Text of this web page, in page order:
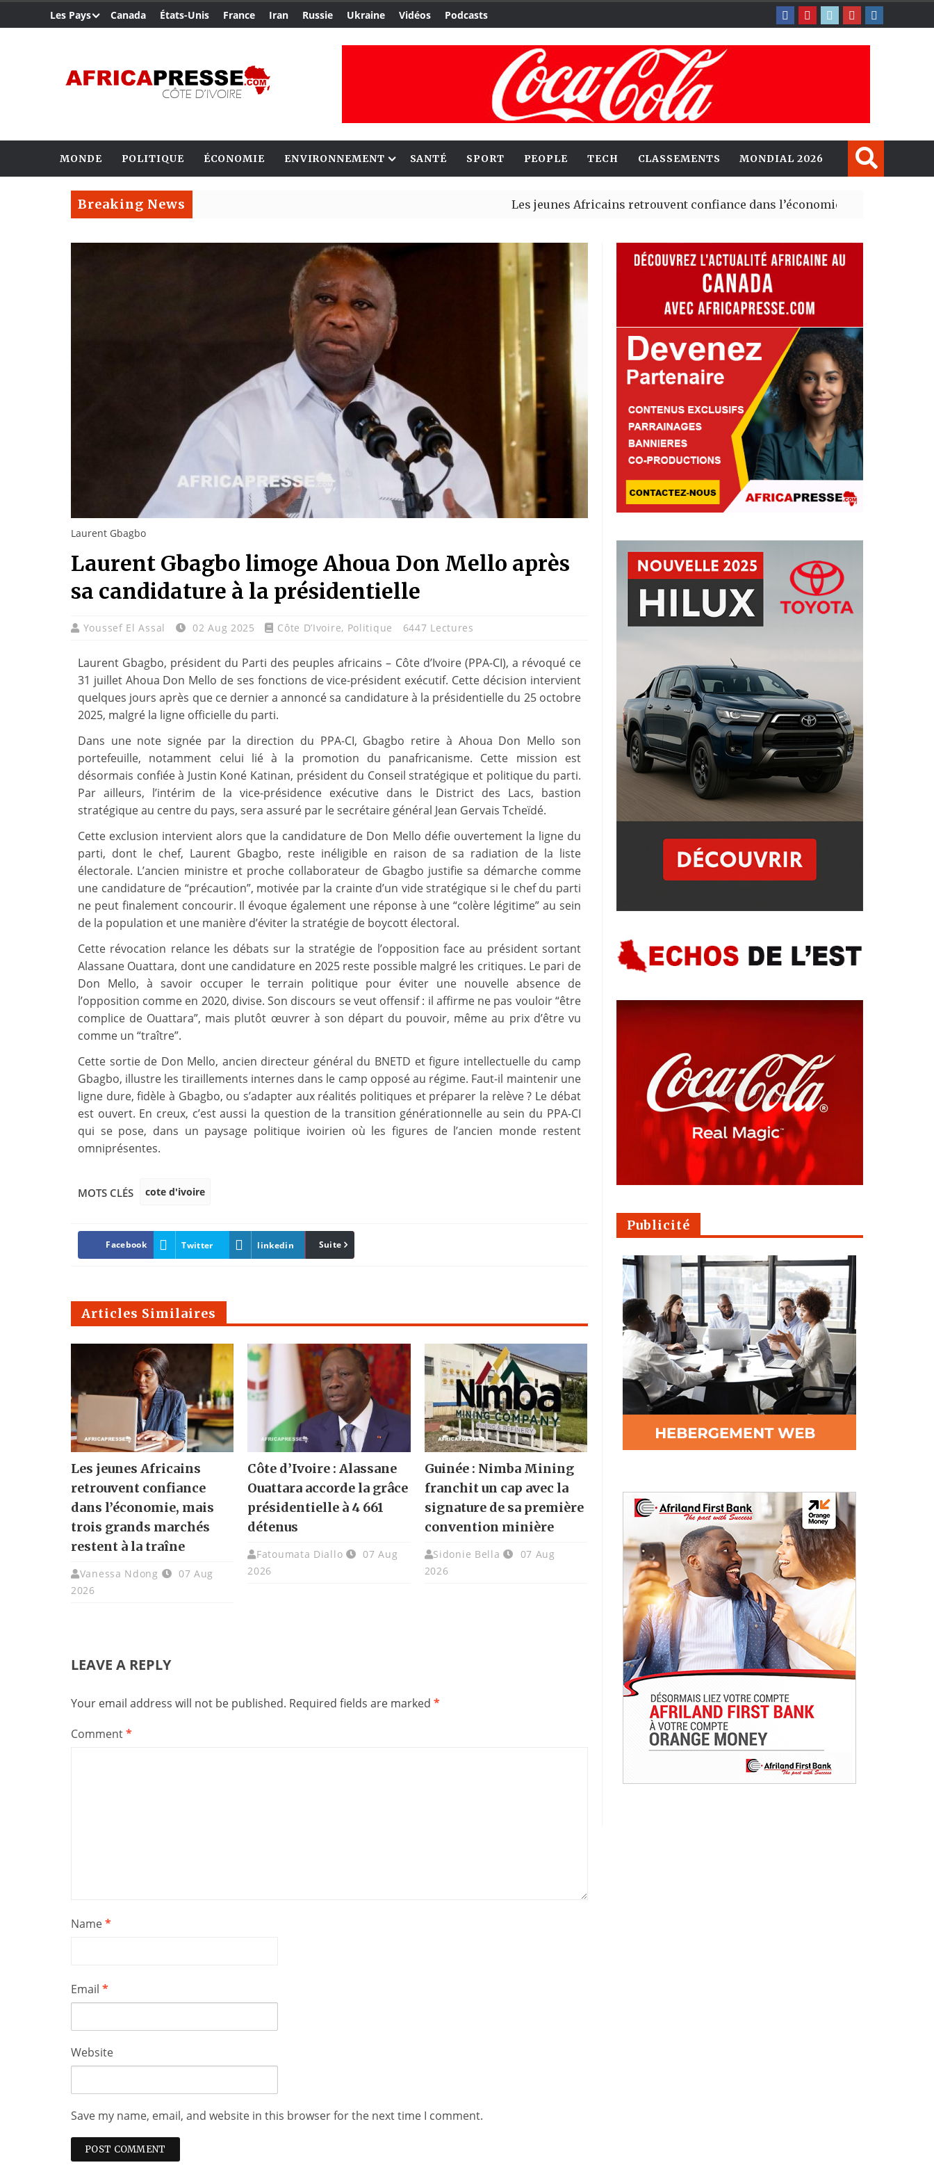
Les Pays Canada États-Unis France Iran Russie Ukraine Vidéos Podcasts
MONDE POLITIQUE ÉCONOMIE ENVIRONNEMENT SANTÉ SPORT PEOPLE TECH CLASSEMENTS MONDIAL 2026
Breaking News Les jeunes Africains retrouvent confiance dans l’économie, mais trois grands
Laurent Gbagbo
Laurent Gbagbo limoge Ahoua Don Mello après
sa candidature à la présidentielle
Youssef El Assal 02 Aug 2025 Côte D’Ivoire, Politique 6447 Lectures
Laurent Gbagbo, président du Parti des peuples africains – Côte d’Ivoire (PPA-CI), a révoqué ce
31 juillet Ahoua Don Mello de ses fonctions de vice-président exécutif. Cette décision intervient
quelques jours après que ce dernier a annoncé sa candidature à la présidentielle du 25 octobre
2025, malgré la ligne officielle du parti.
Dans une note signée par la direction du PPA-CI, Gbagbo retire à Ahoua Don Mello son
portefeuille, notamment celui lié à la promotion du panafricanisme. Cette mission est
désormais confiée à Justin Koné Katinan, président du Conseil stratégique et politique du parti.
Par ailleurs, l’intérim de la vice-présidence exécutive dans le District des Lacs, bastion
stratégique au centre du pays, sera assuré par le secrétaire général Jean Gervais Tcheïdé.
Cette exclusion intervient alors que la candidature de Don Mello défie ouvertement la ligne du
parti, dont le chef, Laurent Gbagbo, reste inéligible en raison de sa radiation de la liste
électorale. L’ancien ministre et proche collaborateur de Gbagbo justifie sa démarche comme
une candidature de “précaution”, motivée par la crainte d’un vide stratégique si le chef du parti
ne peut finalement concourir. Il évoque également une réponse à une “colère légitime” au sein
de la population et une manière d’éviter la stratégie de boycott électoral.
Cette révocation relance les débats sur la stratégie de l’opposition face au président sortant
Alassane Ouattara, dont une candidature en 2025 reste possible malgré les critiques. Le pari de
Don Mello, à savoir occuper le terrain politique pour éviter une nouvelle absence de
l’opposition comme en 2020, divise. Son discours se veut offensif : il affirme ne pas vouloir “être
complice de Ouattara”, mais plutôt œuvrer à son départ du pouvoir, même au prix d’être vu
comme un “traître”.
Cette sortie de Don Mello, ancien directeur général du BNETD et figure intellectuelle du camp
Gbagbo, illustre les tiraillements internes dans le camp opposé au régime. Faut-il maintenir une
ligne dure, fidèle à Gbagbo, ou s’adapter aux réalités politiques et préparer la relève ? Le débat
est ouvert. En creux, c’est aussi la question de la transition générationnelle au sein du PPA-CI
qui se pose, dans un paysage politique ivoirien où les figures de l’ancien monde restent
omniprésentes.
MOTS CLÉS cote d'ivoire
Facebook Twitter linkedin Pinterest
Suite
Articles Similaires
Les jeunes Africains
retrouvent confiance
dans l’économie, mais
trois grands marchés
restent à la traîne
Vanessa Ndong
07 Aug
2026
Côte d’Ivoire : Alassane
Ouattara accorde la grâce
présidentielle à 4 661
détenus
Fatoumata Diallo
07 Aug
2026
Guinée : Nimba Mining
franchit un cap avec la
signature de sa première
convention minière
Sidonie Bella
07 Aug
2026
LEAVE A REPLY
Your email address will not be published. Required fields are marked *
Comment*
Name*
Email *
Website
Save my name, email, and website in this browser for the next time I comment.
Publicité